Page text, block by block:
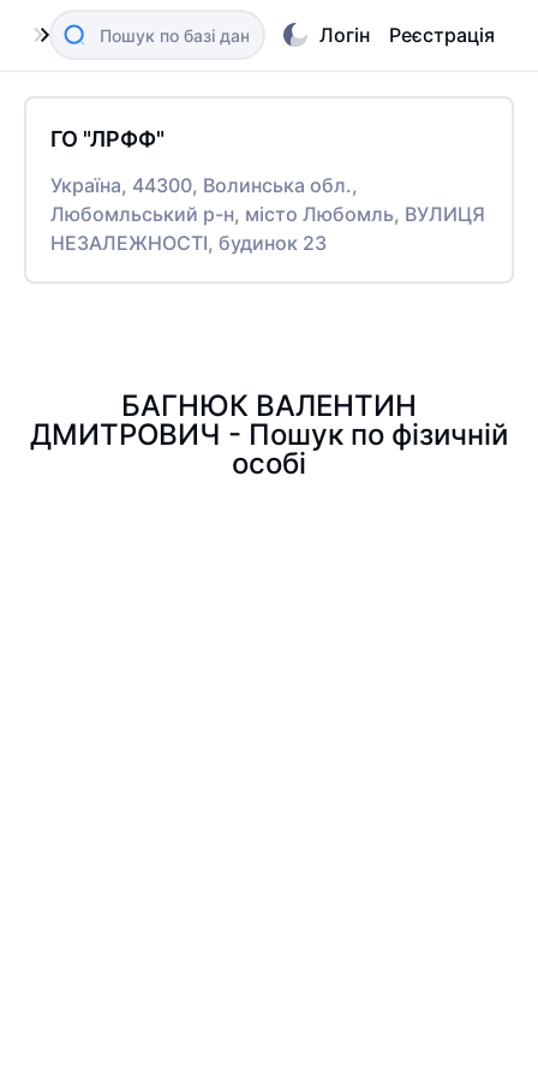
Логін Реєстрація
ГО "ЛРФФ"
Україна, 44300, Волинська обл.,
Любомльський р-н, місто Любомль, ВУЛИЦЯ
НЕЗАЛЕЖНОСТІ, будинок 23
БАГНЮК ВАЛЕНТИН
ДМИТРОВИЧ - Пошук по фізичній
особі